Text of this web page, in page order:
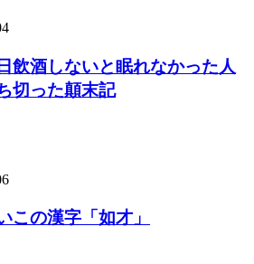
飲酒しないと眠れなかった人
切った顛末記
この漢字「如才」